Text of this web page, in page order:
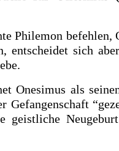
Philemon befehlen,
entscheidet sich
Onesimus als
Gefangenschaft
geistliche